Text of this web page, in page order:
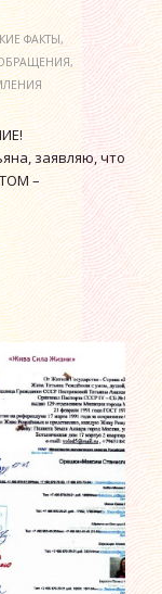
ФАКТЫ,
,
заявляю, что
–